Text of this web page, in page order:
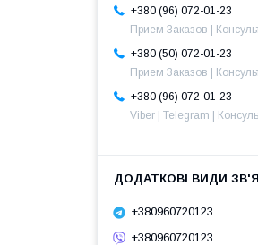
+380 (96) 072-01-23
Прием Заказов |
+380 (50) 072-01-23
Прием Заказов |
+380 (96) 072-01-23
Viber | Telegram |
+380960720123
+380960720123